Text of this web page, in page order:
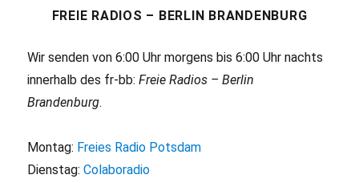
FREIE RADIOS – BERLIN BRANDENBURG
Wir senden von 6:00 Uhr morgens bis 6:00 Uhr nachts
innerhalb des fr-bb:Freie Radios – Berlin
Brandenburg.
Montag: Freies Radio Potsdam
Dienstag:Colaboradio